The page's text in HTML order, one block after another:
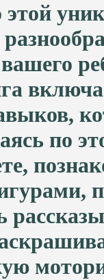
этой
вашего
по